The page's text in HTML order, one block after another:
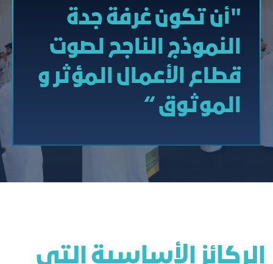
"أن تكون غرفة جدة
النموذج الناجح لصوت
قطاع الأعمال المؤثر و
الموثوق “
الركائز الأساسية التي